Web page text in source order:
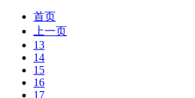
首页
上一页
13
14
15
16
17